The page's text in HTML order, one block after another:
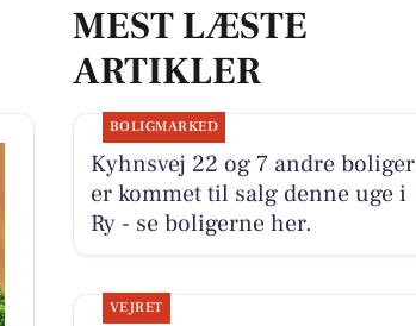
MEST LÆSTE
ARTIKLER
BOLIGMARKED
Kyhnsvej 22 og 7 andre boliger
er kommet til salg denne uge i
Ry - se boligerne her.
VEJRET